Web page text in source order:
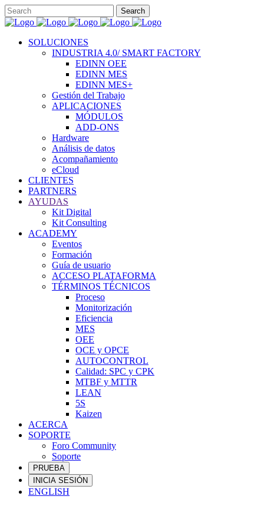
SOLUCIONES
INDUSTRIA 4.0/ SMART FACTORY
EDINN OEE
EDINN MES
EDINN MES+
Gestión del Trabajo
APLICACIONES
MÓDULOS
ADD-ONS
Hardware
Análisis de datos
Acompañamiento
eCloud
CLIENTES
PARTNERS
AYUDAS
Kit Digital
Kit Consulting
ACADEMY
Eventos
Formación
Guía de usuario
ACCESO PLATAFORMA
TÉRMINOS TÉCNICOS
Proceso
Monitorización
Eficiencia
MES
OEE
OCE y OPCE
AUTOCONTROL
Calidad: SPC y CPK
MTBF y MTTR
LEAN
5S
Kaizen
ACERCA
SOPORTE
Foro Community
Soporte
PRUEBA
INICIA SESIÓN
ENGLISH